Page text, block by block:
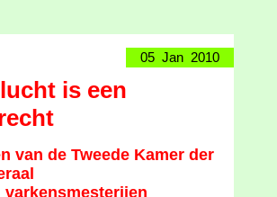
05 Jan 2010
is een
van de Tweede Kamer der
varkensmesterijen